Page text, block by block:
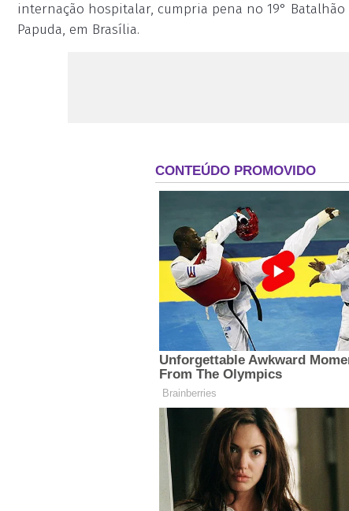
internação hospitalar, cumpria pena no 19°
Papuda, em Brasília.